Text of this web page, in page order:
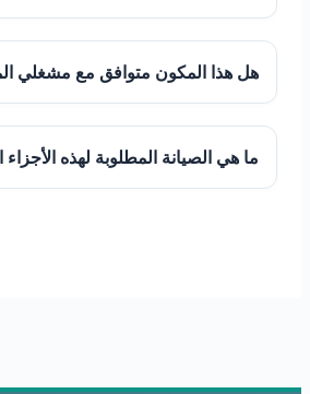
هل هذا المكون متوافق مع مشغلي
ما هي الصيانة المطلوبة لهذه الأجزاء